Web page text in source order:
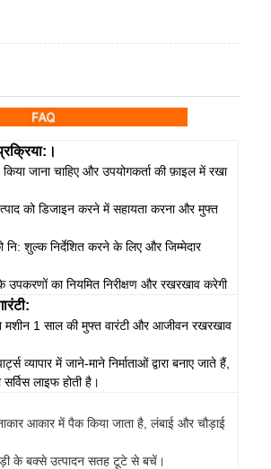
जाना चाहिए और उपयोगकर्ता की फ़ाइल में रखा
को डिजाइन करने में सहायता करना और मुफ्त
शुल्क निर्देशित करने के लिए और जिम्मेदार
उपकरणों का नियमित निरीक्षण और रखरखाव करेगी
1 साल की मुफ्त वारंटी और आजीवन रखरखाव
व्यापार में जाने-माने निर्माताओं द्वारा बनाए जाते हैं,
लाइफ होती है।
आकार में पैक किया जाता है, लंबाई और चौड़ाई
के बक्से उत्पादन सतह टूटे से बचें।